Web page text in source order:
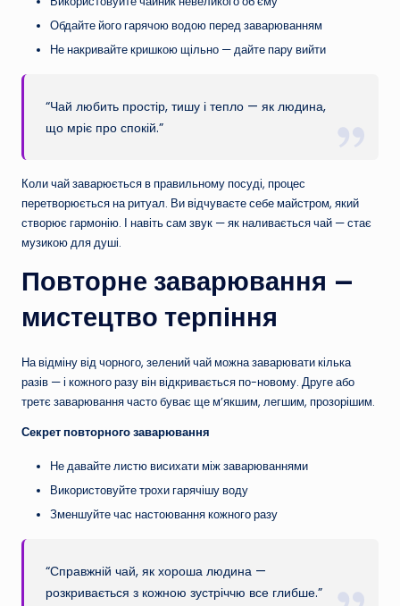
Обдайте його гарячою водою перед заварюванням
Не накривайте кришкою щільно — дайте пару вийти
“Чай любить простір, тишу і тепло — як людина,
що мріє про спокій.”
Коли чай заварюється в правильному посуді, процес
перетворюється на ритуал. Ви відчуваєте себе майстром, який
створює гармонію. І навіть сам звук — як наливається чай — стає
музикою для душі.
Повторне заварювання —
мистецтво терпіння
На відміну від чорного, зелений чай можна заварювати кілька
разів — і кожного разу він відкривається по-новому. Друге або
третє заварювання часто буває ще м’якшим, легшим, прозорішим.
Секрет повторного заварювання
Не давайте листю висихати між заварюваннями
Використовуйте трохи гарячішу воду
Зменшуйте час настоювання кожного разу
“Справжній чай, як хороша людина —
розкривається з кожною зустріччю все глибше.”